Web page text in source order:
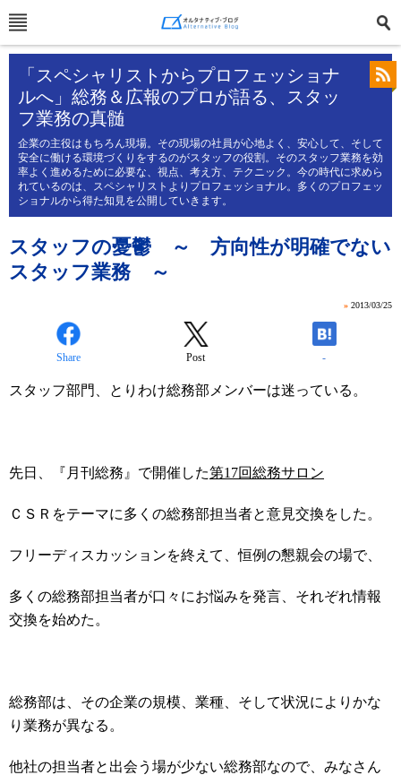
「スペシャリストからプロフェッショナ
ルへ」総務＆広報のプロが語る、スタッ
フ業務の真髄
企業の主役はもちろん現場。その現場の社員が心地よく、安心して、そして
安全に働ける環境づくりをするのがスタッフの役割。そのスタッフ業務を効
率よく進めるために必要な、視点、考え方、テクニック。今の時代に求めら
れているのは、スペシャリストよりプロフェッショナル。多くのプロフェッ
ショナルから得た知見を公開していきます。
スタッフの憂鬱 ～ 方向性が明確でない
スタッフ業務 ～
» 2013/03/25
Share Post -
スタッフ部門、とりわけ総務部メンバーは迷っている。
先日、『月刊総務』で開催した第17回総務サロン
ＣＳＲをテーマに多くの総務部担当者と意見交換をした。
フリーディスカッションを終えて、恒例の懇親会の場で、
多くの総務部担当者が口々にお悩みを発言、それぞれ情報
交換を始めた。
総務部は、その企業の規模、業種、そして状況によりかな
り業務が異なる。
他社の担当者と出会う場が少ない総務部なので、みなさん